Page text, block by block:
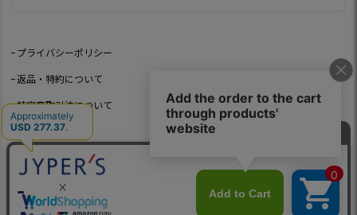
プライバシーポリシー
返品・特約について
特定商取引法について
会社概要
よくあるご質問
お問い合わせ